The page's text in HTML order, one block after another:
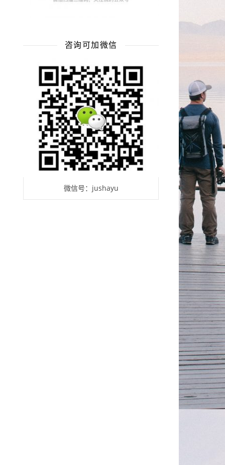
咨询可加微信
微信号：jushayu